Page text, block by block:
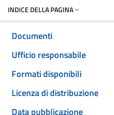
INDICE DELLA PAGINA
Documenti
Ufficio responsabile
Formati disponibili
Licenza di distribuzione
Data pubblicazione